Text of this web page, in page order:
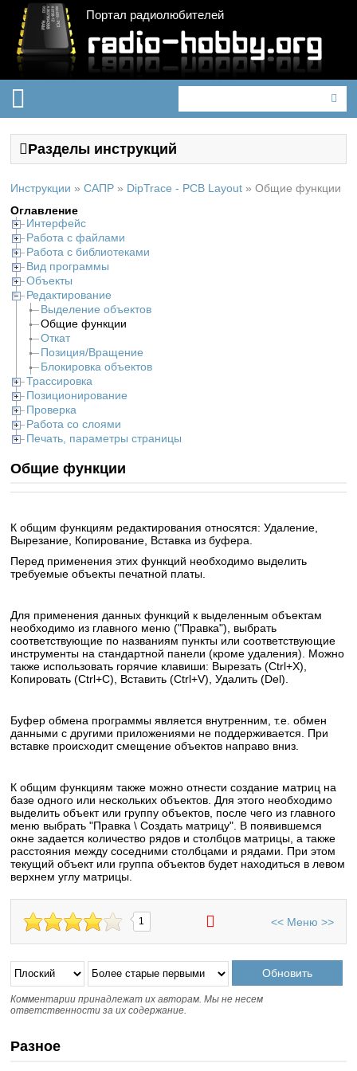
Портал радиолюбителей
Разделы инструкций
Инструкции » САПР » DipTrace - PCB Layout » Общие функции
Оглавление
Интерфейс
Работа с файлами
Работа с библиотеками
Вид программы
Объекты
Редактирование
Выделение объектов
Общие функции
Откат
Позиция/Вращение
Блокировка объектов
Трассировка
Позиционирование
Проверка
Работа со слоями
Печать, параметры страницы
Общие функции
К общим функциям редактирования относятся: Удаление,
Вырезание, Копирование, Вставка из буфера.
Перед применения этих функций необходимо выделить
требуемые объекты печатной платы.
Для применения данных функций к выделенным объектам
необходимо из главного меню ("Правка"), выбрать
соответствующие по названиям пункты или соответствующие
инструменты на стандартной панели (кроме удаления). Можно
также использовать горячие клавиши: Вырезать (Ctrl+X),
Копировать (Ctrl+C), Вставить (Ctrl+V), Удалить (Del).
Буфер обмена программы является внутренним, т.е. обмен
данными с другими приложениями не поддерживается. При
вставке происходит смещение объектов направо вниз.
К общим функциям также можно отнести создание матриц на
базе одного или нескольких объектов. Для этого необходимо
выделить объект или группу объектов, после чего из главного
меню выбрать "Правка \ Создать матрицу". В появившемся
окне задается количество рядов и столбцов матрицы, а также
расстояния между соседними столбцами и рядами. При этом
текущий объект или группа объектов будет находиться в левом
верхнем углу матрицы.
1 << Меню >>
Комментарии принадлежат их авторам. Мы не несем
ответственности за их содержание.
Разное